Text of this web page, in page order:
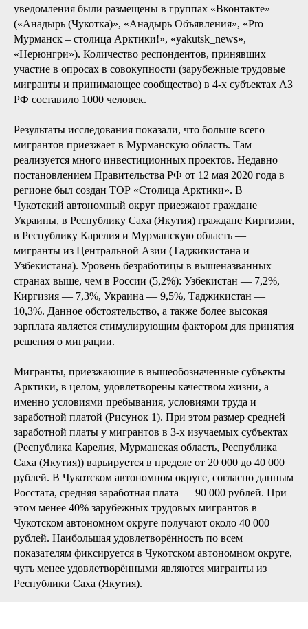
уведомления были размещены в группах «Вконтакте»
(«Анадырь (Чукотка)», «Анадырь Объявления», «Pro
Мурманск – столица Арктики!», «yakutsk_news»,
«Нерюнгри»). Количество респондентов, принявших
участие в опросах в совокупности (зарубежные трудовые
мигранты и принимающее сообщество) в 4-х субъектах АЗ
РФ составило 1000 человек.
Результаты исследования показали, что больше всего
мигрантов приезжает в Мурманскую область. Там
реализуется много инвестиционных проектов. Недавно
постановлением Правительства РФ от 12 мая 2020 года в
регионе был создан ТОР «Столица Арктики». В
Чукотский автономный округ приезжают граждане
Украины, в Республику Саха (Якутия) граждане Киргизии,
в Республику Карелия и Мурманскую область —
мигранты из Центральной Азии (Таджикистана и
Узбекистана). Уровень безработицы в вышеназванных
странах выше, чем в России (5,2%): Узбекистан — 7,2%,
Киргизия — 7,3%, Украина — 9,5%, Таджикистан —
10,3%. Данное обстоятельство, а также более высокая
зарплата является стимулирующим фактором для принятия
решения о миграции.
Мигранты, приезжающие в вышеобозначенные субъекты
Арктики, в целом, удовлетворены качеством жизни, а
именно условиями пребывания, условиями труда и
заработной платой (Рисунок 1). При этом размер средней
заработной платы у мигрантов в 3-х изучаемых субъектах
(Республика Карелия, Мурманская область, Республика
Саха (Якутия)) варьируется в пределе от 20 000 до 40 000
рублей. В Чукотском автономном округе, согласно данным
Росстата, средняя заработная плата — 90 000 рублей. При
этом менее 40% зарубежных трудовых мигрантов в
Чукотском автономном округе получают около 40 000
рублей. Наибольшая удовлетворённость по всем
показателям фиксируется в Чукотском автономном округе,
чуть менее удовлетворёнными являются мигранты из
Республики Саха (Якутия).